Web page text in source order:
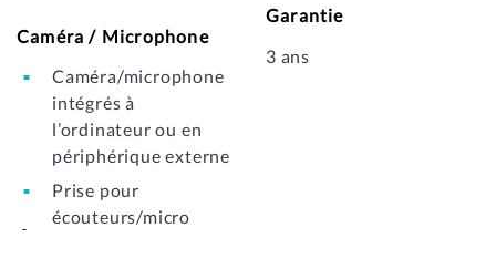
Caméra / Microphone
Caméra/microphone
intégrés à
l’ordinateur ou en
périphérique externe
Prise pour
écouteurs/micro
Garantie
3 ans